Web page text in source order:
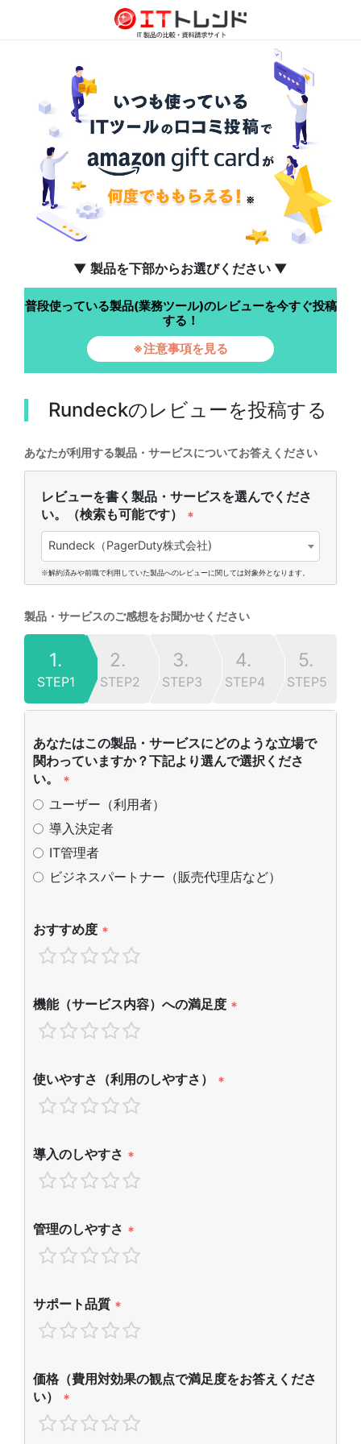
▼ 製品を下部からお選びください ▼
普段使っている製品(業務ツール)のレビューを今すぐ投稿
する！
※注意事項を見る
Rundeckのレビューを投稿する
あなたが利用する製品・サービスについてお答えください
レビューを書く製品・サービスを選んでくださ
い。（検索も可能です）
*
Rundeck（PagerDuty株式会社)
※解約済みや前職で利用していた製品へのレビューに関しては対象外となります。
製品・サービスのご感想をお聞かせください
1.
STEP1
2.
STEP2
3.
STEP3
4.
STEP4
5.
STEP5
あなたはこの製品・サービスにどのような立場で
関わっていますか？下記より選んで選択くださ
い。
*
ユーザー（利用者）
導入決定者
IT管理者
ビジネスパートナー（販売代理店など）
おすすめ度 *
機能（サービス内容）への満足度 *
使いやすさ（利用のしやすさ） *
導入のしやすさ *
管理のしやすさ *
サポート品質 *
価格（費用対効果の観点で満足度をお答えくださ
い）
*